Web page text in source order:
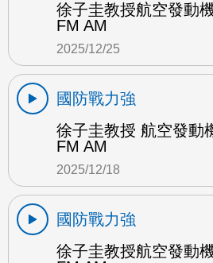
徐子圭教授航空發動
FM AM
2025/12/25
國防戰力強
徐子圭教授 航空發動
FM AM
2025/12/18
國防戰力強
徐子圭教授航空發動